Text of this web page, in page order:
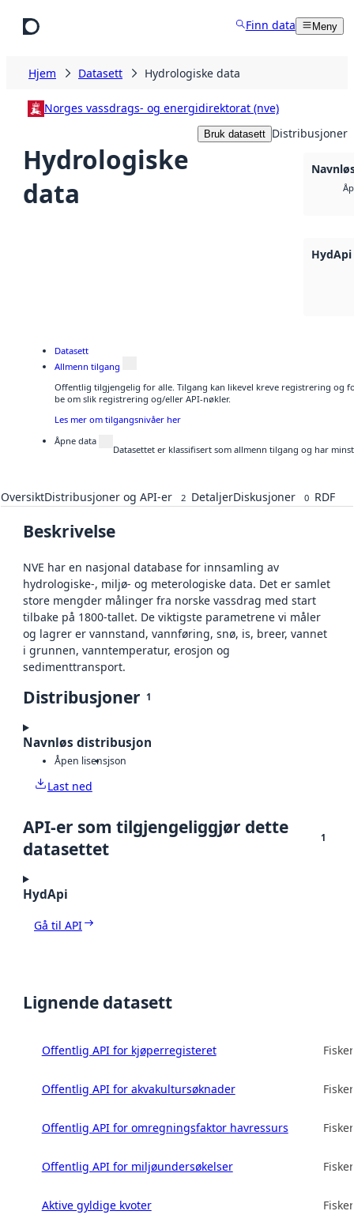
Finn data Meny
Hjem Datasett Hydrologiske data
Norges vassdrags- og energidirektorat (nve)
Hydrologiske
data
Bruk datasett Distribusjoner
HydApi
Datasett
Allmenn tilgang
Offentlig tilgjengelig for alle. Tilgang kan likevel kreve registrering og
be om slik registrering og/eller API-nøkler.
Les mer om tilgangsnivåer her
Åpne data
Datasettet er klassifisert som allmenn tilgang og har
OversiktDistribusjoner og API-er 2 DetaljerDiskusjoner 0 RDF
Beskrivelse
NVE har en nasjonal database for innsamling av
hydrologiske-, miljø- og meterologiske data. Det er samlet
store mengder målinger fra norske vassdrag med start
tilbake på 1800-tallet. De viktigste parametrene vi måler
og lagrer er vannstand, vannføring, snø, is, breer, vannet
i grunnen, vanntemperatur, erosjon og
sedimenttransport.
Distribusjoner 1
Navnløs distribusjon
Åpen lisensjson
Last ned
API-er som tilgjengeliggjør dette
datasettet
1
HydApi
Gå til API
Lignende datasett
Offentlig API for kjøperregisteret
Offentlig API for akvakultursøknader
Offentlig API for omregningsfaktor havressurs
Offentlig API for miljøundersøkelser
Aktive gyldige kvoter